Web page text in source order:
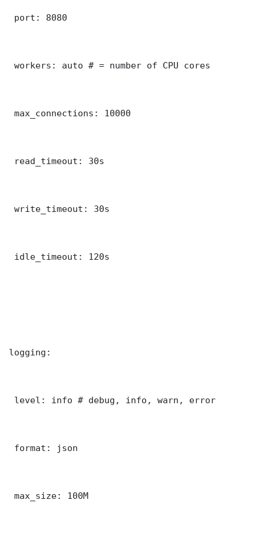
port: 8080
workers: auto # = number of CPU cores
max_connections: 10000
read_timeout: 30s
write_timeout: 30s
idle_timeout: 120s
logging:
level: info # debug, info, warn, error
format: json
max_size: 100M